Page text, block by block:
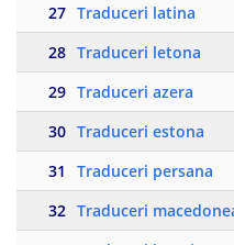
27 Traduceri latina
28 Traduceri letona
29 Traduceri azera
30 Traduceri estona
31
Traduceri persana
32 Traduceri